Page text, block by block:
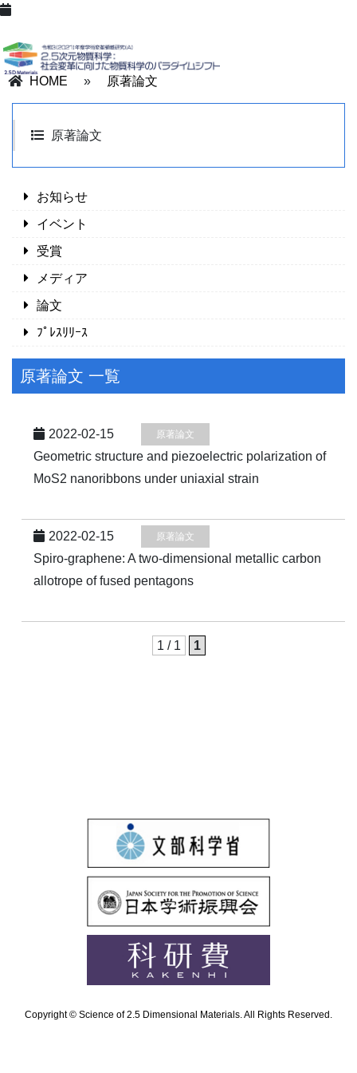
HOME » 原著論文
原著論文
お知らせ
イベント
受賞
メディア
論文
ﾌﾟﾚｽﾘﾘｰｽ
原著論文 一覧
2022-02-15 原著論文
Geometric structure and piezoelectric polarization of
MoS2 nanoribbons under uniaxial strain
2022-02-15 原著論文
Spiro-graphene: A two-dimensional metallic carbon
allotrope of fused pentagons
1 / 1 1
Copyright © Science of 2.5 Dimensional Materials. All Rights Reserved.